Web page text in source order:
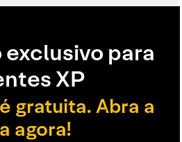
para
XP
gratuita. Abra a
agora!